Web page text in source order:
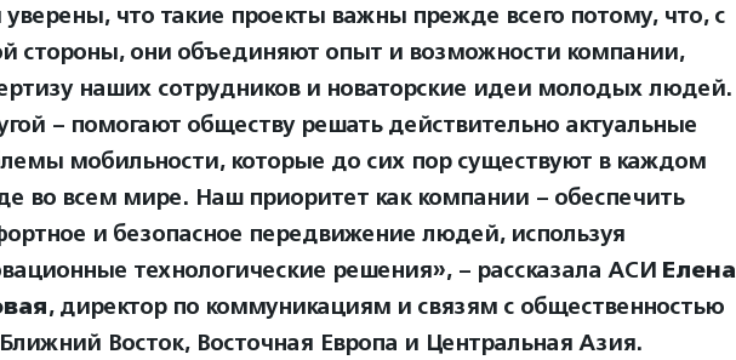
что такие проекты важны прежде всего потому, что, с
стороны, они объединяют опыт и возможности компании,
наших сотрудников и новаторские идеи молодых людей.
– помогают обществу решать действительно актуальные
мобильности, которые до сих пор существуют в каждом
во всем мире. Наш приоритет как компании – обеспечить
и безопасное передвижение людей, используя
технологические решения», – рассказала АСИ Елена
, директор по коммуникациям и связям с общественностью
Восток, Восточная Европа и Центральная Азия.